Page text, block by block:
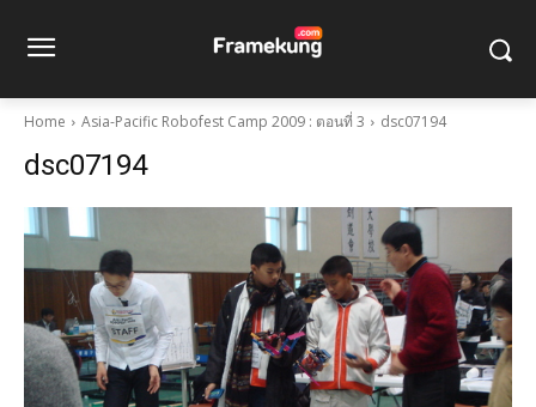
Home Asia-Pacific Robofest Camp 2009 : ตอนที่ 3 dsc07194
dsc07194